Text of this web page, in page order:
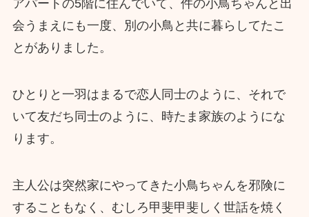
アパートの5階に住んでいて、件の小鳥ちゃんと出
会うまえにも一度、別の小鳥と共に暮らしてたこ
とがありました。
ひとりと一羽はまるで恋人同士のように、それで
いて友だち同士のように、時たま家族のようにな
ります。
主人公は突然家にやってきた小鳥ちゃんを邪険に
することもなく、むしろ甲斐甲斐しく世話を焼く